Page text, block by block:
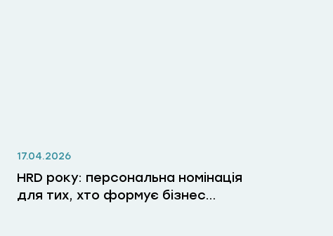
17.04.2026
HRD року: персональна номінація
для тих, хто формує бізнес